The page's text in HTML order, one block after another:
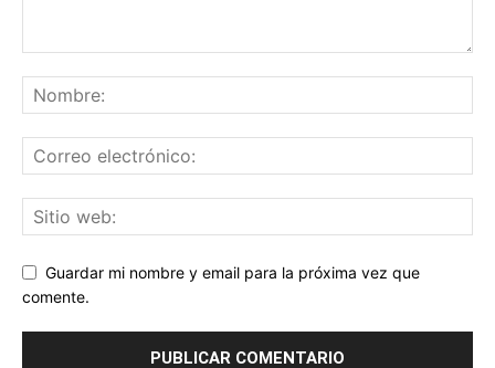
Guardar mi nombre y email para la próxima vez que
comente.